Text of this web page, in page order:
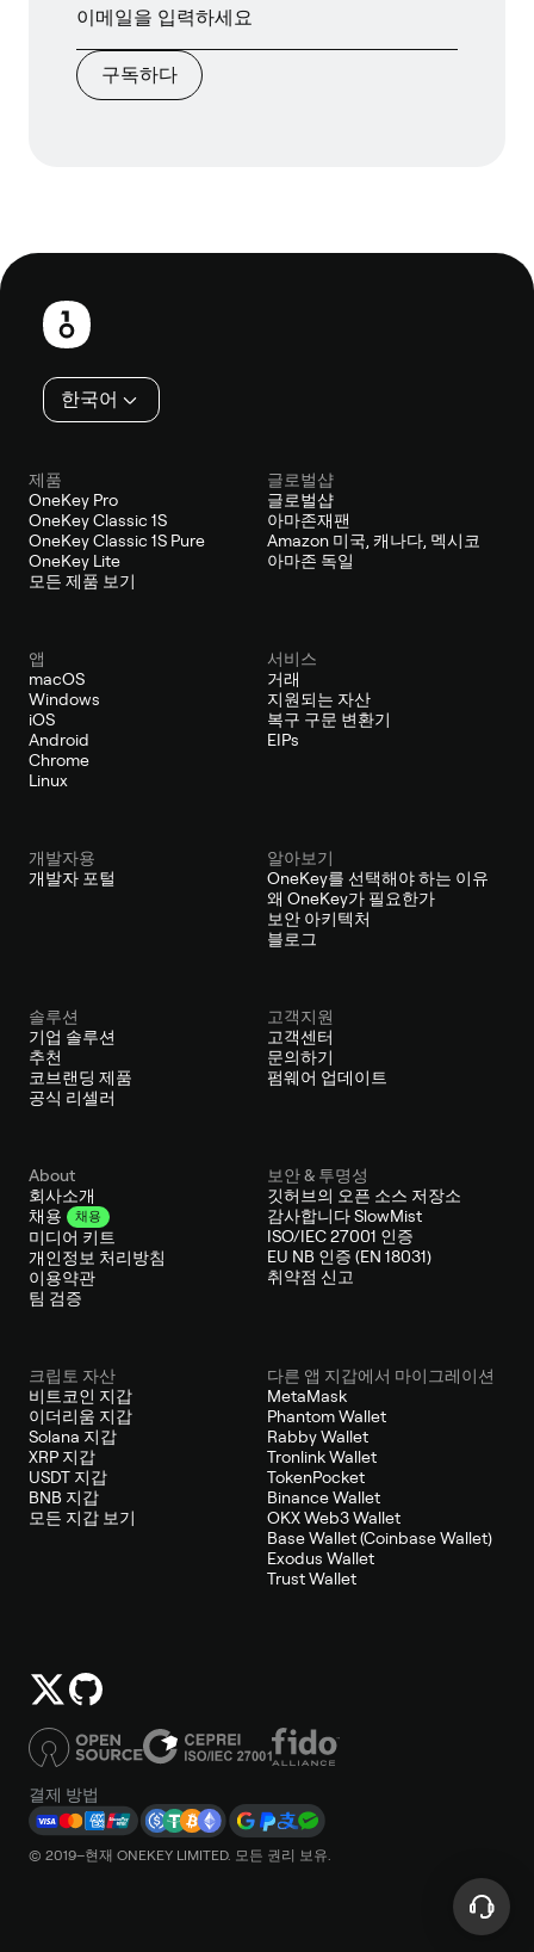
구독하다
보
한국어
제품
OneKey Pro
OneKey Classic 1S
OneKey Classic 1S Pure
OneKey Lite
모든 제품 보기
글로벌샵
글로벌샵
아마존재팬
Amazon 미국, 캐나다, 멕시코
아마존 독일
앱
macOS
Windows
iOS
Android
Chrome
Linux
서비스
거래
지원되는 자산
복구 구문 변환기
EIPs
개발자용
개발자 포털
알아보기
OneKey를 선택해야 하는 이유
왜 OneKey가 필요한가
보안 아키텍처
블로그
솔루션
기업 솔루션
추천
코브랜딩 제품
공식 리셀러
고객지원
고객센터
문의하기
펌웨어 업데이트
About
회사소개
채용
채용
미디어 키트
개인정보 처리방침
이용약관
팀 검증
보안 & 투명성
깃허브의 오픈 소스 저장소
감사합니다 SlowMist
ISO/IEC 27001 인증
EU NB 인증 (EN 18031)
취약점 신고
크립토 자산
비트코인 지갑
이더리움 지갑
Solana 지갑
XRP 지갑
USDT 지갑
BNB 지갑
모든 지갑 보기
다른 앱 지갑에서 마이그레이션
MetaMask
Phantom Wallet
Rabby Wallet
Tronlink Wallet
TokenPocket
Binance Wallet
OKX Web3 Wallet
Base Wallet (Coinbase Wallet)
Exodus Wallet
Trust Wallet
결제 방법
© 2019–현재 ONEKEY LIMITED. 모든 권리 보유.